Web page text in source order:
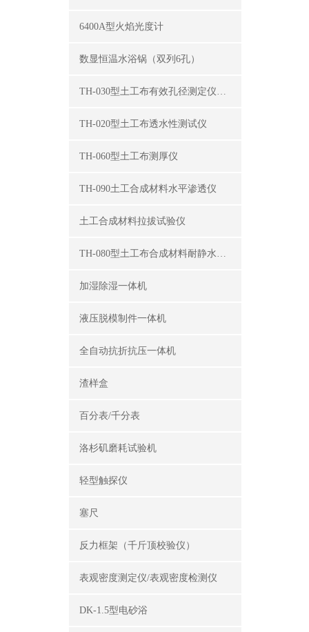
6400A型火焰光度计
数显恒温水浴锅（双列6孔）
TH-030型土工布有效孔径测定仪（湿筛法）
TH-020型土工布透水性测试仪
TH-060型土工布测厚仪
TH-090土工合成材料水平渗透仪
土工合成材料拉拔试验仪
TH-080型土工布合成材料耐静水压测定仪
加湿除湿一体机
液压脱模制件一体机
全自动抗折抗压一体机
渣样盒
百分表/千分表
洛杉矶磨耗试验机
轻型触探仪
塞尺
反力框架（千斤顶校验仪）
表观密度测定仪/表观密度检测仪
DK-1.5型电砂浴